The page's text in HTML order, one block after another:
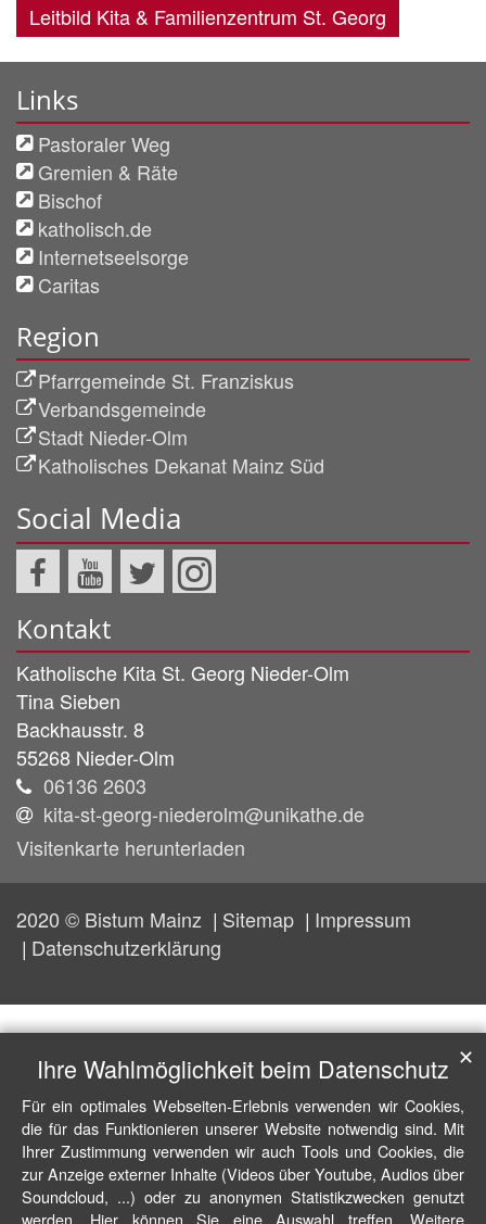
Leitbild Kita & Familienzentrum St. Georg
Links
Pastoraler Weg
Gremien & Räte
Bischof
katholisch.de
Internetseelsorge
Caritas
Region
Pfarrgemeinde St. Franziskus
Verbandsgemeinde
Stadt Nieder-Olm
Katholisches Dekanat Mainz Süd
Social Media
Kontakt
Katholische Kita St. Georg Nieder-Olm
Tina Sieben
Backhausstr. 8
55268 Nieder-Olm
06136 2603
kita-st-georg-niederolm@unikathe.de
Visitenkarte herunterladen
2020 © Bistum Mainz Sitemap
Impressum
Datenschutzerklärung
Ihre Wahlmöglichkeit beim Datenschutz
Für ein optimales Webseiten-Erlebnis verwenden wir Cookies,
die für das Funktionieren unserer Website notwendig sind. Mit
Ihrer Zustimmung verwenden wir auch Tools und Cookies, die
zur Anzeige externer Inhalte (Videos über Youtube, Audios über
Soundcloud, ...) oder zu anonymen Statistikzwecken genutzt
werden. Hier können Sie eine Auswahl treffen. Weitere
✕